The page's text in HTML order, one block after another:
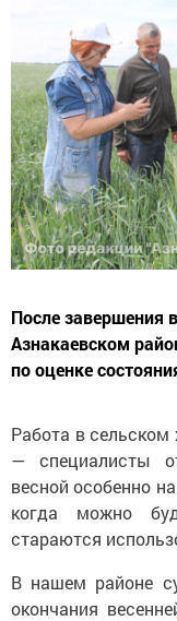
После завершения
Азнакаевском
по оценке
Работа в сельском
— специалисты
весной особенно
когда можно
стараются
В нашем районе
окончания